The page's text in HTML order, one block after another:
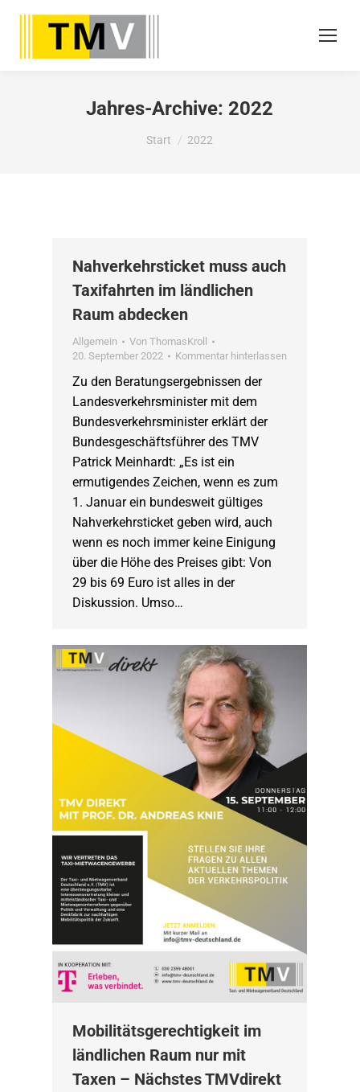
Jahres-Archive: 2022
Sie befinden sich hier:
Start 2022
Nahverkehrsticket muss auch
Taxifahrten im ländlichen
Raum abdecken
Allgemein Von ThomasKroll
20. September 2022
Kommentar hinterlassen
Zu den Beratungsergebnissen der
Landesverkehrsminister mit dem
Bundesverkehrsminister erklärt der
Bundesgeschäftsführer des TMV
Patrick Meinhardt: „Es ist ein
ermutigendes Zeichen, wenn es zum
1. Januar ein bundesweit gültiges
Nahverkehrsticket geben wird, auch
wenn es noch immer keine Einigung
über die Höhe des Preises gibt: Von
29 bis 69 Euro ist alles in der
Diskussion. Umso…
Mobilitätsgerechtigkeit im
ländlichen Raum nur mit
Taxen – Nächstes TMVdirekt